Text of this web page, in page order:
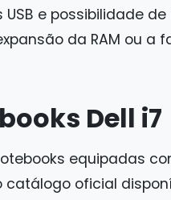
e possibilidade
da RAM ou a
Dell i7
equipadas
oficial